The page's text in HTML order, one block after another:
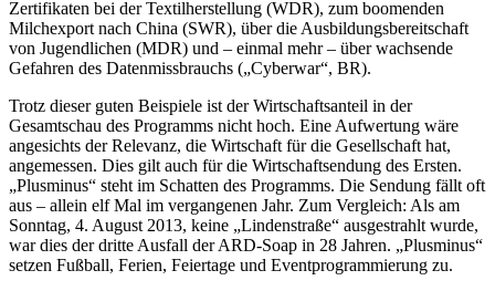
Zertifikaten bei der Textilherstellung (WDR), zum boomenden
Milchexport nach China (SWR), über die Ausbildungsbereitschaft
von Jugendlichen (MDR) und – einmal mehr – über wachsende
Gefahren des Datenmissbrauchs („Cyberwar“, BR).
Trotz dieser guten Beispiele ist der Wirtschaftsanteil in der
Gesamtschau des Programms nicht hoch. Eine Aufwertung wäre
angesichts der Relevanz, die Wirtschaft für die Gesellschaft hat,
angemessen. Dies gilt auch für die Wirtschaftsendung des Ersten.
„Plus­minus“ steht im Schatten des Programms. Die Sendung fällt oft
aus – allein elf Mal im vergangenen Jahr. Zum Vergleich: Als am
Sonntag, 4. August 2013, keine „Lindenstraße“ ausgestrahlt wurde,
war dies der dritte Ausfall der ARD-Soap in 28 Jahren. „Plusminus“
setzen Fußball, Ferien, Feiertage und Eventprogrammierung zu.